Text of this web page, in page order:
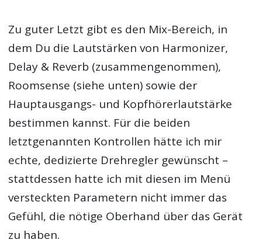
Zu guter Letzt gibt es den Mix-Bereich, in
dem Du die Lautstärken von Harmonizer,
Delay & Reverb (zusammengenommen),
Roomsense (siehe unten) sowie der
Hauptausgangs- und Kopfhörerlautstärke
bestimmen kannst. Für die beiden
letztgenannten Kontrollen hätte ich mir
echte, dedizierte Drehregler gewünscht –
stattdessen hatte ich mit diesen im Menü
versteckten Parametern nicht immer das
Gefühl, die nötige Oberhand über das Gerät
zu haben.